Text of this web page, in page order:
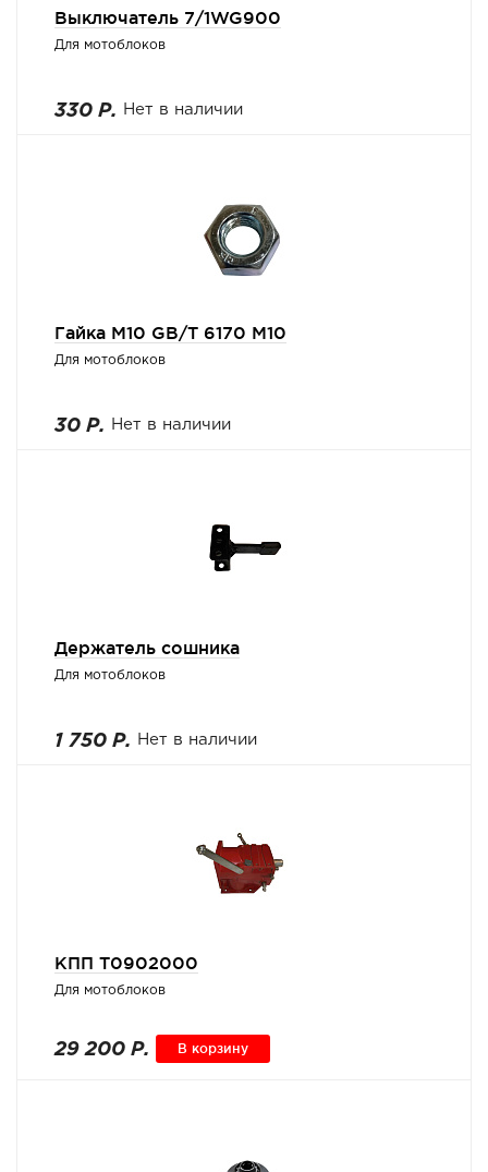
Выключатель 7/1WG900
Для мотоблоков
330 Р. Нет в наличии
Гайка М10 GB/T 6170 M10
Для мотоблоков
30 Р. Нет в наличии
Держатель сошника
Для мотоблоков
1 750 Р. Нет в наличии
КПП Т0902000
Для мотоблоков
29 200 Р. В корзину